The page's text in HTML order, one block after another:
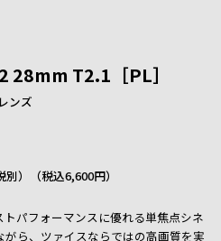
T2.1［PL］
ンズ
） （税込6,600円）
パフォーマンスに優れる単焦点シネ
がら、ツァイスならではの高画質を実